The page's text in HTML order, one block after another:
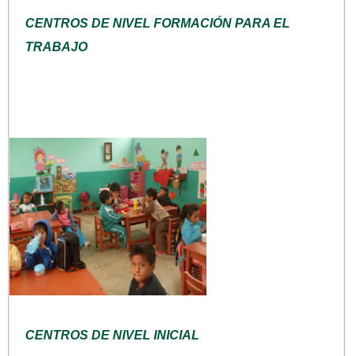
CENTROS DE NIVEL FORMACIÓN PARA EL
TRABAJO
CENTROS DE NIVEL INICIAL